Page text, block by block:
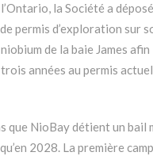
la Société a
permis d’exploration sur
de la baie James afin
années au permis
que NioBay détient un bail
2028. La première